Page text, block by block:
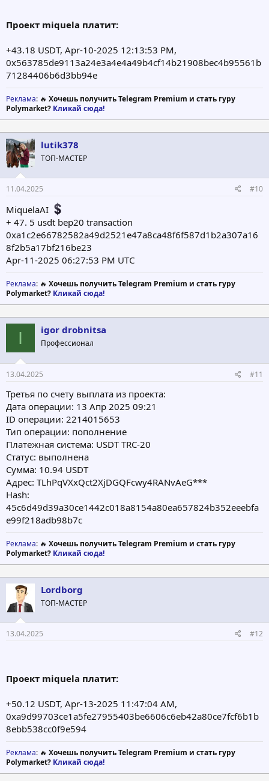
Проект miquela платит:
+43.18 USDT, Apr-10-2025 12:13:53 PM,
0x563785de9113a24e3a4e4a49b4cf14b21908bec4b95561b
71284406b6d3bb94e
Реклама: 🔥 Хочешь получить Telegram Premium и стать гуру
Polymarket? Кликай сюда!
lutik378
ТОП-МАСТЕР
11.04.2025 #10
MiquelaAI
+ 47. 5 usdt bep20 transaction
0xa1c2e66782582a49d2521e47a8ca48f6f587d1b2a307a16
8f2b5a17bf216be23
Apr-11-2025 06:27:53 PM UTC
Реклама: 🔥 Хочешь получить Telegram Premium и стать гуру
Polymarket? Кликай сюда!
I igor drobnitsa
Профессионал
13.04.2025 #11
Третья по счету выплата из проекта:
Дата операции: 13 Апр 2025 09:21
ID операции: 2214015653
Тип операции: пополнение
Платежная система: USDT TRC-20
Статус: выполнена
Сумма: 10.94 USDT
Адрес: TLhPqVXxQct2XjDGQFcwy4RANvAeG***
Hash:
45c6d49d39a30ce1442c018a8154a80ea657824b352eeebfa
e99f218adb98b7c
Реклама: 🔥 Хочешь получить Telegram Premium и стать гуру
Polymarket? Кликай сюда!
Lordborg
ТОП-МАСТЕР
13.04.2025 #12
Проект miquela платит:
+50.12 USDT, Apr-13-2025 11:47:04 AM,
0xa9d99703ce1a5fe27955403be6606c6eb42a80ce7fcf6b1b
8ebb538cc0f9e594
Реклама: 🔥 Хочешь получить Telegram Premium и стать гуру
Polymarket? Кликай сюда!